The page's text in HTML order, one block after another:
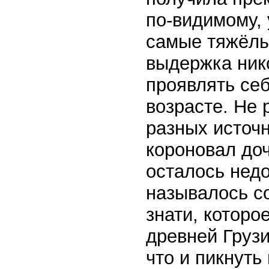
по-
самые
выдержка
проявлять
возрасте. Не
разных
короновал
осталось
называлось
знати,
древней
что и